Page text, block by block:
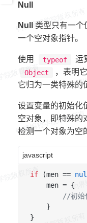
Null
Null 类型只有一个
一个空对象指针。
使用 typeof 运
Object
，表明
它归为一类特殊的
设置变量的初始化
空对象，即特殊的
检测一个对象为空
javascript
if (men ==
    men = {
//初始
    }